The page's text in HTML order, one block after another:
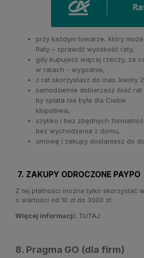
przy każdym towarze, który
Raty – sprawdź wysokość raty,
gdy kupujesz więcej rzeczy, za
w ratach - wygodnie,
z rat skorzystasz do max. kwoty
samodzielnie dobierzesz ilość
by spłata nie była dla Ciebie
kłopotliwa,
szybko i bez zbędnych
bez wychodzenia z domu,
umowę i zakupy dostaniesz do
7. ZAKUPY ODROCZONE PAYPO
Z tej płatności można tylko skorzystać
o wartości od 10 zł do 3000 zł.
Więcej informacji: TUTAJ
8. Pragma GO (dla firm)